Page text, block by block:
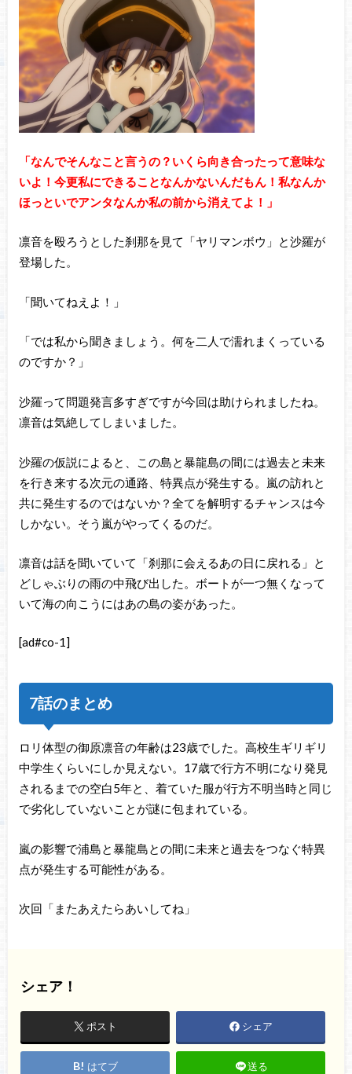
「なんでそんなこと言うの？いくら向き合ったって意味な
いよ！今更私にできることなんかないんだもん！私なんか
ほっといでアンタなんか私の前から消えてよ！」
凛音を殴ろうとした刹那を見て「ヤリマンボウ」と沙羅が
登場した。
「聞いてねえよ！」
「では私から聞きましょう。何を二人で濡れまくっている
のですか？」
沙羅って問題発言多すぎですが今回は助けられましたね。
凛音は気絶してしまいました。
沙羅の仮説によると、この島と暴龍島の間には過去と未来
を行き来する次元の通路、特異点が発生する。嵐の訪れと
共に発生するのではないか？全てを解明するチャンスは今
しかない。そう嵐がやってくるのだ。
凛音は話を聞いていて「刹那に会えるあの日に戻れる」と
どしゃぶりの雨の中飛び出した。ボートが一つ無くなって
いて海の向こうにはあの島の姿があった。
[ad#co-1]
7話のまとめ
ロリ体型の御原凛音の年齢は23歳でした。高校生ギリギリ
中学生くらいにしか見えない。17歳で行方不明になり発見
されるまでの空白5年と、着ていた服が行方不明当時と同じ
で劣化していないことが謎に包まれている。
嵐の影響で浦島と暴龍島との間に未来と過去をつなぐ特異
点が発生する可能性がある。
次回「またあえたらあいしてね」
シェア！
ポスト シェア
はてブ 送る